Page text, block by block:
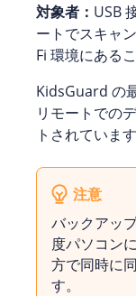
対象者： USB
ートでスキャ
Fi 環境にある
KidsGuard の
リモートでの
トされています
注意
バックアッ
度パソコン
方で同時に
す。